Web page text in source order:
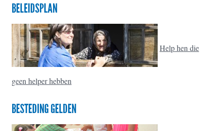
BELEIDSPLAN
Help hen die
geen helper hebben
BESTEDING GELDEN